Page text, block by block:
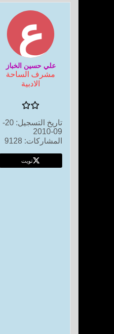
علي حسين الخباز
مشرف الساحة
الادبية
تاريخ التسجيل:
20-
09-2010
المشاركات: 9128
تويت